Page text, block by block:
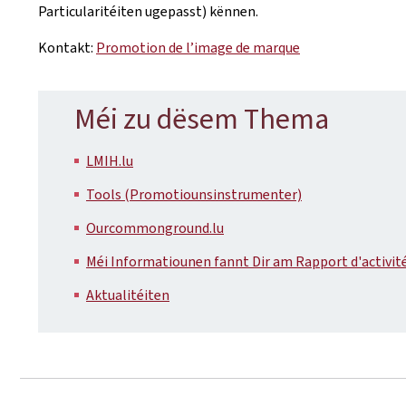
Particularitéiten ugepasst) kënnen.
Kontakt: Promotion de l’image de marque
Méi zu dësem Thema
LMIH.lu
Tools (Promotiounsinstrumenter)
Ourcommonground.lu
Méi Informatiounen fannt Dir am Rapport
Aktualitéiten